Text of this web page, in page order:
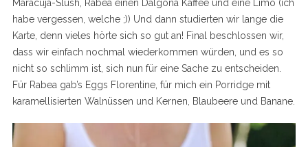
Maracuja-Slush, Rabea einen Dalgona Kaffee und eine Limo (ich
habe vergessen, welche ;)) Und dann studierten wir lange die
Karte, denn vieles hörte sich so gut an! Final beschlossen wir,
dass wir einfach nochmal wiederkommen würden, und es so
nicht so schlimm ist, sich nun für eine Sache zu entscheiden.
Für Rabea gab’s Eggs Florentine, für mich ein Porridge mit
karamellisierten Walnüssen und Kernen, Blaubeere und Banane.